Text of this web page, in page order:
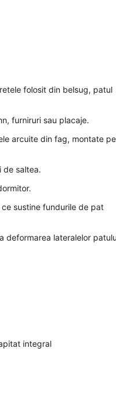
folosit din belsug, patul
furniruri sau placaje.
arcuite din fag, montate
de saltea.
sustine fundurile de pat
deformarea lateralelor
integral